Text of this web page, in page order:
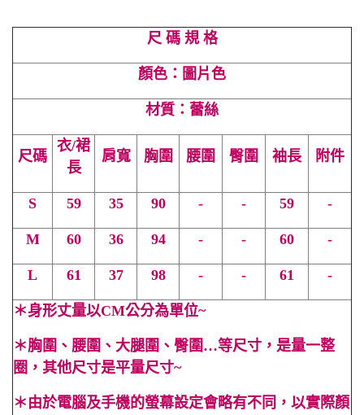
尺 碼 規 格
顏色：圖片色
材質：蕾絲
尺碼
衣/裙
長
肩寬 胸圍 腰圍 臀圍 袖長 附件
S 59 35 90 - - 59 -
M 60 36 94 - - 60 -
L 61 37 98 - - 61 -
＊身形丈量以CM公分為單位~
＊胸圍、腰圍、大腿圍、臀圍…等尺寸，是量一整
圈，其他尺寸是平量尺寸~
＊ 由於電腦及手機的螢幕設定會略有不同，以實際顏